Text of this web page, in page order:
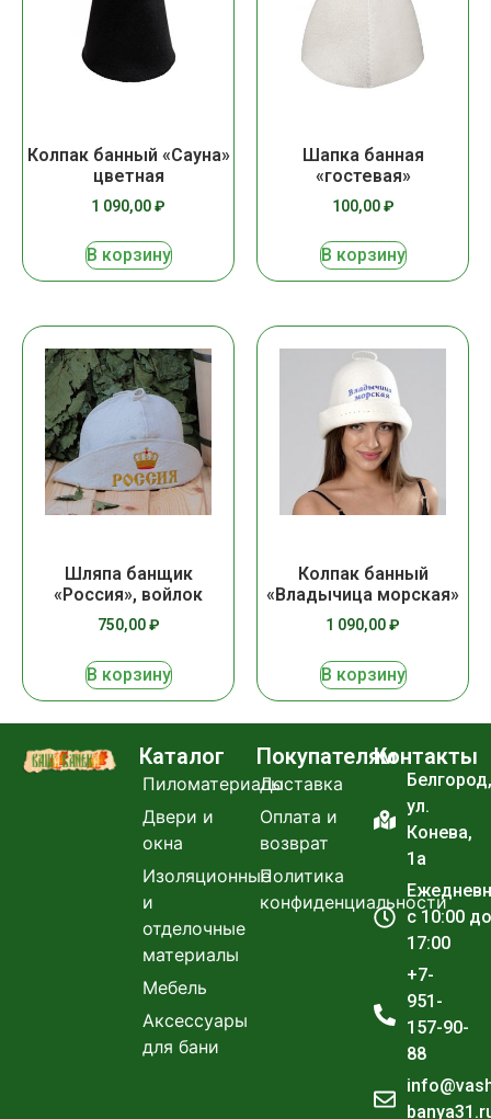
Колпак банный «Сауна»
цветная
1 090,00₽
В корзину
Шапка банная
«гостевая»
100,00₽
В корзину
Шляпа банщик
«Россия», войлок
750,00₽
В корзину
Колпак банный
«Владычица морская»
1 090,00₽
В корзину
Каталог
Пиломатериалы
Двери и
окна
Изоляционные
и
отделочные
материалы
Мебель
Аксессуары
для бани
Покупателям
Доставка
Оплата и
возврат
Политика
конфиденциальности
Контакты
Белгород,
ул.
Конева,
1а
с 10:00 до
17:00
+7-
951-
157-90-
88